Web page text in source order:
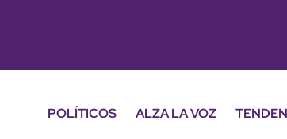
POLÍTICOS ALZA LA VOZ